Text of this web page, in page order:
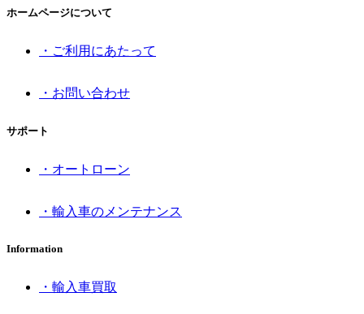
ホームページについて
・ご利用にあたって
・お問い合わせ
サポート
・オートローン
・輸入車のメンテナンス
Information
・輸入車買取